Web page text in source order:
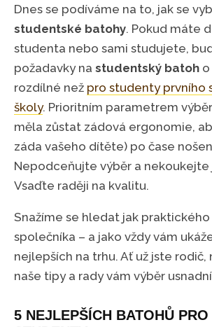
Dnes se podíváme na to, jak se
studentské batohy. Pokud máte
studenta nebo sami studujete,
požadavky na studentský batoh
rozdílné než pro studenty prvního
školy. Prioritním parametrem
měla zůstat zádová ergonomie,
záda vašeho dítěte) po čase
Nepodceňujte výběr a nekoukejte
Vsaďte raději na kvalitu.
Snažíme se hledat jak
společníka – a jako vždy vám
nejlepších na trhu. Ať už jste
naše tipy a rady vám výběr
5 NEJLEPŠÍCH BATOHŮ PRO